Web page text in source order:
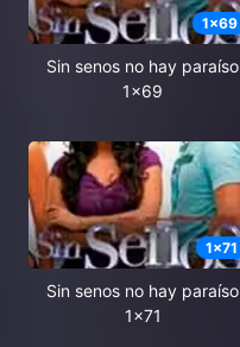
1x69
Sin senos no hay paraíso
1x69
1x71
Sin senos no hay paraíso
1x71